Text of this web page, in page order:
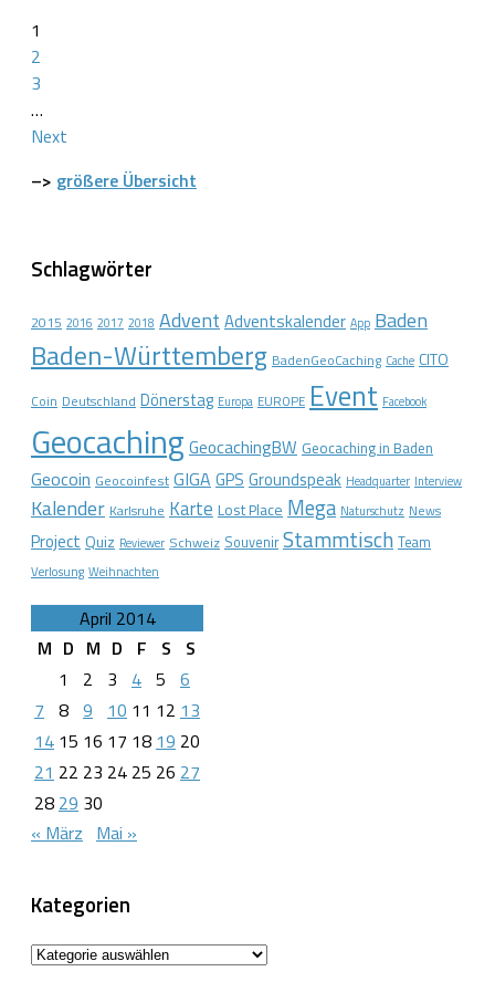
1
2
3
…
Next
–> größere Übersicht
Schlagwörter
2015 2016 2017 2018 Advent Adventskalender App Baden
Baden-Württemberg BadenGeoCaching Cache CITO
Coin Deutschland Dönerstag Europa EUROPE Event Facebook
Geocaching GeocachingBW Geocaching in Baden
Geocoin Geocoinfest GIGA GPS Groundspeak Headquarter Interview
Kalender Karlsruhe Karte Lost Place Mega Naturschutz News
Project Quiz Reviewer Schweiz Souvenir Stammtisch Team
Verlosung Weihnachten
April 2014
M D M D F S
S
1
2 3 4 5 6
7 8 9 10 11 12 13
14 15 16 17 18 19 20
21 22 23 24 25 26 27
28 29 30
« März Mai »
Kategorien
Kategorien